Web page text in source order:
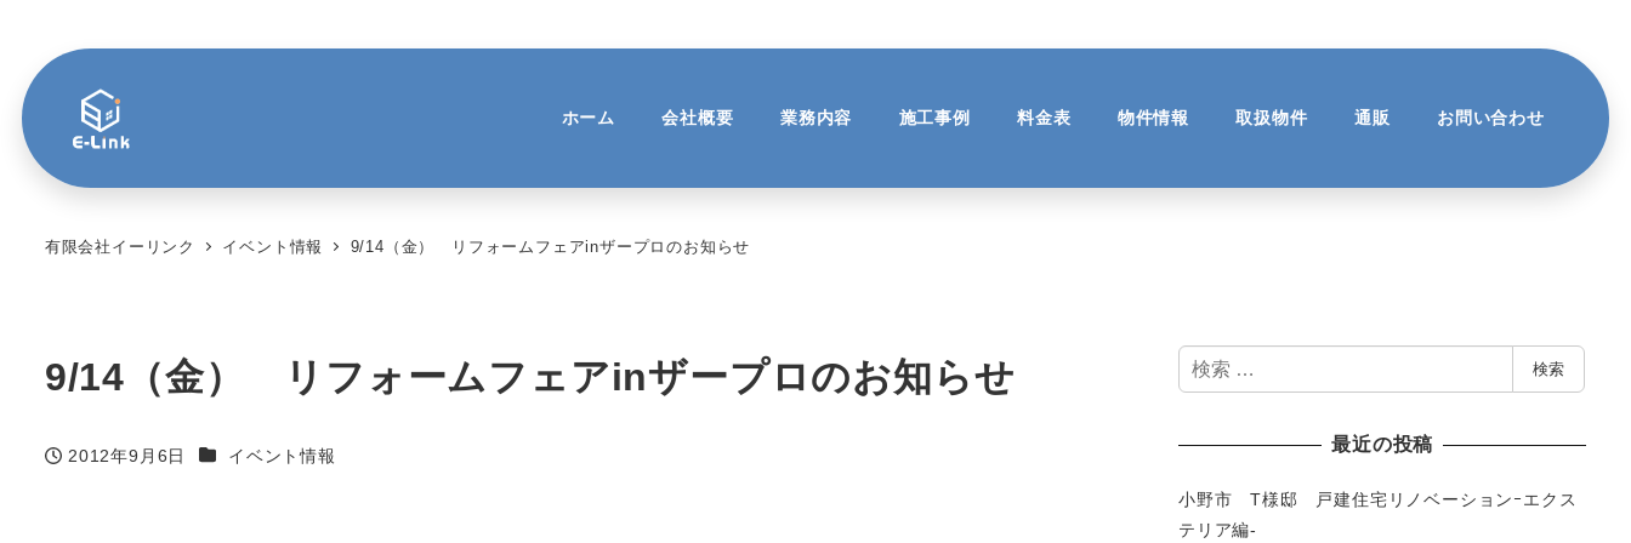
ホーム 会社概要 業務内容 施工事例 料金表 物件情報 取扱物件 通販 お問い合わせ
有限会社イーリンク イベント情報 9/14（金） リフォームフェアinザープロのお知らせ
9/14（金） リフォームフェアinザープロのお知らせ
投稿日
2012年9月6日 カテゴリー
イベント情報
検
索
検索
最近の投稿
小野市 T様邸 戸建住宅リノベーションｰエクス
テリア編-